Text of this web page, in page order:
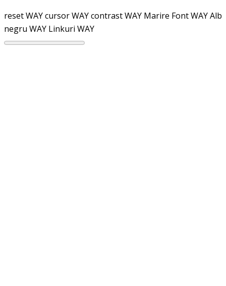
reset WAYcursor WAYcontrast WAY Marire Font WAYAlb
negru WAY Linkuri WAY